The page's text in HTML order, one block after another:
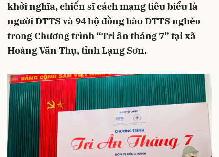
khởi nghĩa, chiến sĩ cách mạng tiêu biểu là
người DTTS và 94 hộ đồng bào DTTS nghèo
trong Chương trình “Tri ân tháng 7” tại xã
Hoàng Văn Thụ, tỉnh Lạng Sơn.